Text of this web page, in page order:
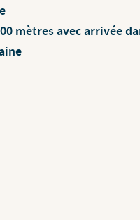
mètres avec arrivée